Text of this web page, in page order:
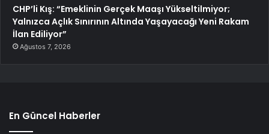
CHP’li Kış: “Emeklinin Gerçek Maaşı Yükseltilmiyor;
Yalnızca Açlık Sınırının Altında Yaşayacağı Yeni Rakam
İlan Ediliyor”
Ağustos 7, 2026
En Güncel Haberler